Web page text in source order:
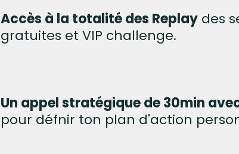
Accès à la totalité des Replay des
gratuites et VIP challenge.
Un appel stratégique de 30min
pour défnir ton plan d'action